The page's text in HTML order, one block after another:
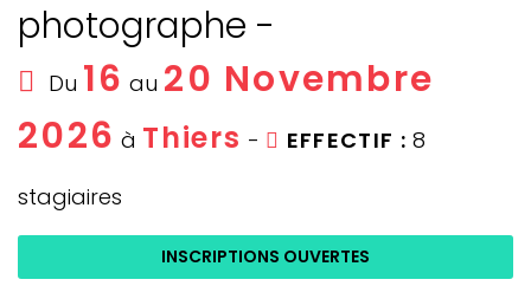
photographe -
Du 16 au 20 Novembre
2026 à Thiers - EFFECTIF : 8
stagiaires
INSCRIPTIONS OUVERTES